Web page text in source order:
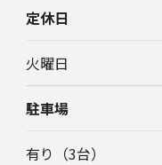
定休日
火曜日
駐車場
有り（3台）